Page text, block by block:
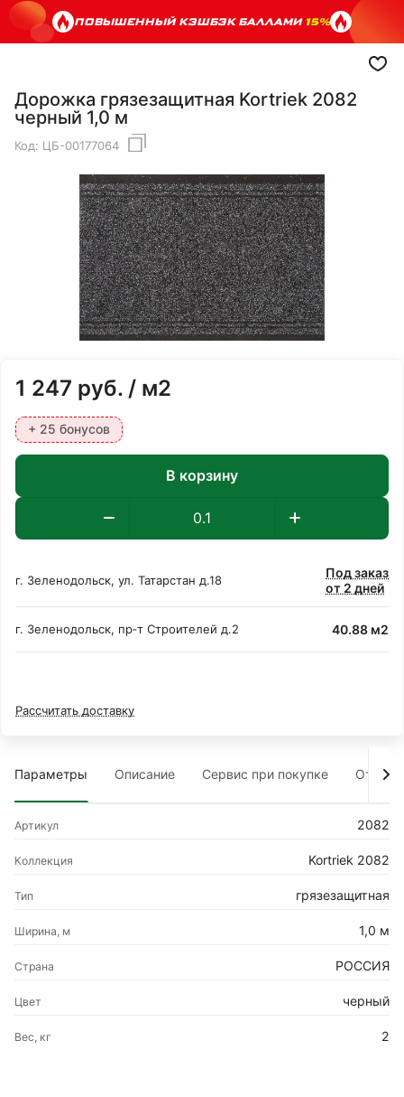
ПОВЫШЕННЫЙ КЭШБЭК БАЛЛАМИ15%
Дорожка грязезащитная Kortriek 2082
черный 1,0 м
Код: ЦБ-00177064
1 247 руб. / м2
+ 25 бонусов
В корзину
г. Зеленодольск, ул. Татарстан д.18
Под заказ
от 2 дней
г. Зеленодольск, пр‑т Строителей д.2 40.88 м2
Рассчитать доставку
Параметры Описание Сервис при покупке Отзывы
Артикул 2082
Коллекция Kortriek 2082
Тип грязезащитная
Ширина, м 1,0 м
Страна РОССИЯ
Цвет черный
Вес, кг 2